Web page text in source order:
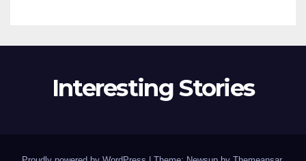
Interesting Stories